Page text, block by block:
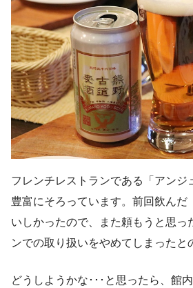
フレンチレストランである「アンジ
豊富にそろっています。前回飲んだ
いしかったので、また頼もうと思っ
ンでの取り扱いをやめてしまったと
どうしようかな･･･と思ったら、館